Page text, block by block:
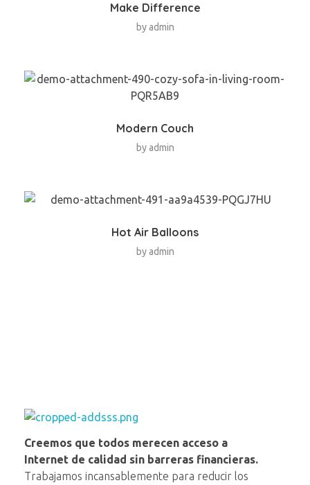
Make Difference
by admin
Modern Couch
by admin
Hot Air Balloons
by admin
Creemos que todos merecen acceso a
Internet de calidad sin barreras financieras.
Trabajamos incansablemente para reducir los